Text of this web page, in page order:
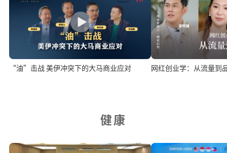
“油”击战 美伊冲突下的大马商业应对 网红创业学：从流量到
健康